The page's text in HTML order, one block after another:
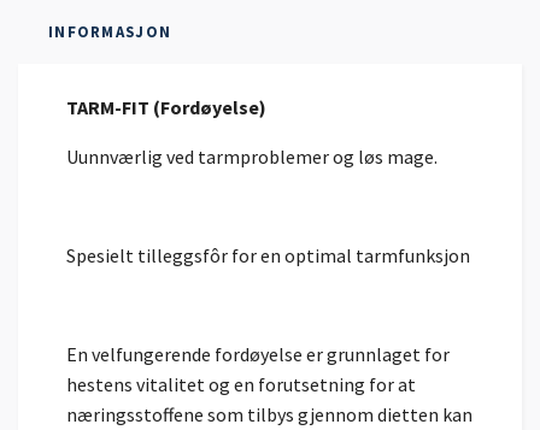
INFORMASJON
TARM-FIT (Fordøyelse)
Uunnværlig ved tarmproblemer og løs mage.
Spesielt tilleggsfôr for en optimal tarmfunksjon
En velfungerende fordøyelse er grunnlaget for
hestens vitalitet og en forutsetning for at
næringsstoffene som tilbys gjennom dietten kan